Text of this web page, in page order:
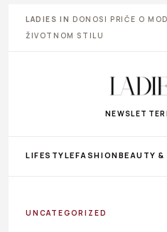
LADIES IN DONOSI PRIČE O
ŽIVOTNOM STILU
NEWSLETTER
LIFESTYLEFASHIONBEAUTY &
UNCATEGORIZED